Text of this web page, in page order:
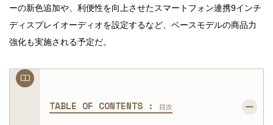
ーの新色追加や、利便性を向上させたスマートフォン連携9インチ
ディスプレイオーディオを設定するなど、ベースモデルの商品力
強化も実施される予定だ。
TABLE OF CONTENTS : 目次